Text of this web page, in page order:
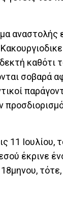
αναστολής
καθότι
σοβαρά
11 Ιουλίου,
έκρινε